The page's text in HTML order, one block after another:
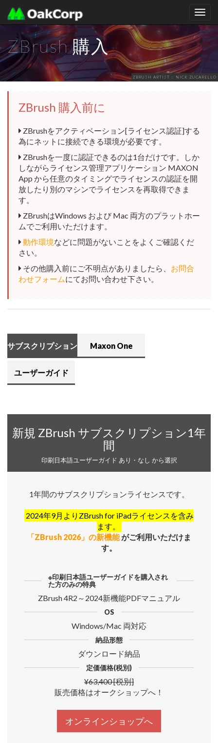
ナ
ビ
ゲ
ー
シ
ョ
ン
ZBrush 購入
ZBRUSH ARTIST :: NICK ZUCARELLO
ZBrush 購入前に
ZBrushをアクティベーション[ライセンス認証]する
為にネットに接続できる環境が必要です。
ZBrushを一度に認証できるのは1台だけです。しか
しながらライセンス管理アプリケーション MAXON
App から任意のタイミングでライセンスの認証を開
放したり別のマシンでライセンスを再取得できま
す。
ZBrushはWindows および Mac 両方のプラットホー
ムでご利用いただけます。
動作環境などに問題がないことをよくご確認くだ
さい。
その他購入前にご不明点がありましたら、 お問合
わせフォームにてお問い合わせ下さい。
サブスクリプション Maxon One
ユーザーガイド
新規 ZBrush サブスクリプション1年
間
印刷日本語ユーザーガイド あり・なし から選択
1年間のサブスクリプションライセンスです。
2024年9月よりZBrush for iPadライセンスを含み
ます。
「ZBrush 2026」の新機能がご利用いただけま
す。
※印刷日本語ユーザーガイドを購入され
た方のみの特典
ZBrush 4R2～2024新機能PDFマニュアル
OS
Windows/Mac 両対応
納品形態
ダウンロード納品
定価価格(税別)
¥63,400 [税別]
販売価格はオークショップへ！
オンラインショップへ